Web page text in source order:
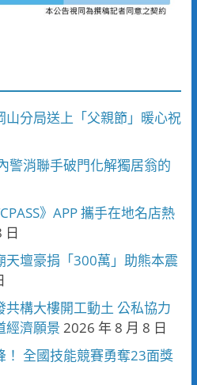
分局送上「父親節」暖心祝
警消聯手破門化解獨居翁的
》APP 攜手在地名店熱
日
天壇豪捐「300萬」助熊本震
構大樓開工動土 公私協力
經濟願景 2026 年 8 月 8 日
！ 全國技能競賽勇奪23面獎